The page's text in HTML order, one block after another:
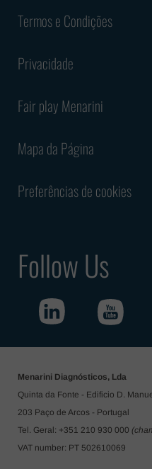
Termos e Condições
Privacidade
Fair play Menarini
Mapa da Página
Preferências de cookies
Follow Us
Menarini Diagnósticos, Lda
Quinta da Fonte - Edificio D.
203 Paço de Arcos - Portugal
Tel. Geral: +351 210 930 000
VAT number: PT 502610069